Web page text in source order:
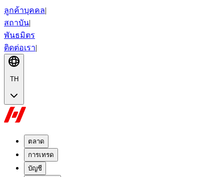
ลูกค้าบุคคล|
สถาบัน|
พันธมิตร
ติดต่อเรา|
TH
ตลาด
การเทรด
บัญชี